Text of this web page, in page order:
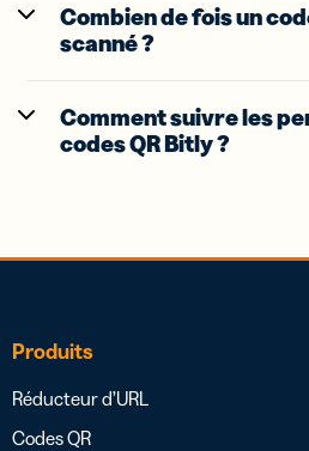
Combien de fois un
scanné ?
Comment suivre les
codes QR Bitly ?
Produits
Réducteur d’URL
Codes QR